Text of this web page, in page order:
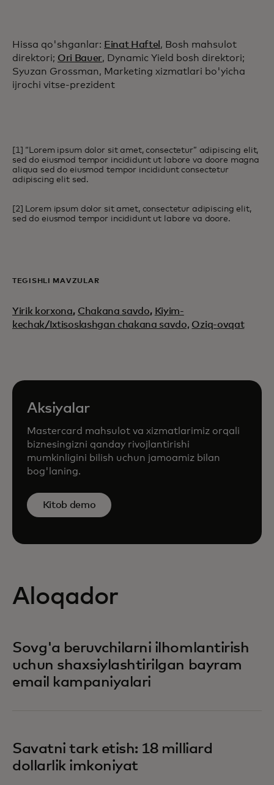
Hissa qo'shganlar: Einat Haftel , Bosh mahsulot
direktori; Ori Bauer, Dynamic Yield bosh direktori;
Syuzan Grossman, Marketing xizmatlari bo'yicha
ijrochi vitse-prezident
[1] “Lorem ipsum dolor sit amet, consectetur” adipiscing elit,
sed do eiusmod tempor incididunt ut labore va doore magna
aliqua sed do eiusmod tempor incididunt consectetur
adipiscing elit sed.
[2] Lorem ipsum dolor sit amet, consectetur adipiscing elit,
sed do eiusmod tempor incididunt ut labore va doore.
TEGISHLI MAVZULAR
Yirik korxona, Chakana savdo, Kiyim-
kechak/Ixtisoslashgan chakana savdo, Oziq-ovqat
Aksiyalar
Mastercard mahsulot va xizmatlarimiz orqali
biznesingizni qanday rivojlantirishi
mumkinligini bilish uchun jamoamiz bilan
bog'laning.
Kitob demo
Aloqador
Sovg'a beruvchilarni ilhomlantirish
uchun shaxsiylashtirilgan bayram
email kampaniyalari
Savatni tark etish: 18 milliard
dollarlik imkoniyat